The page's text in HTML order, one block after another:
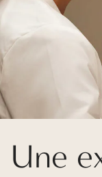
Une